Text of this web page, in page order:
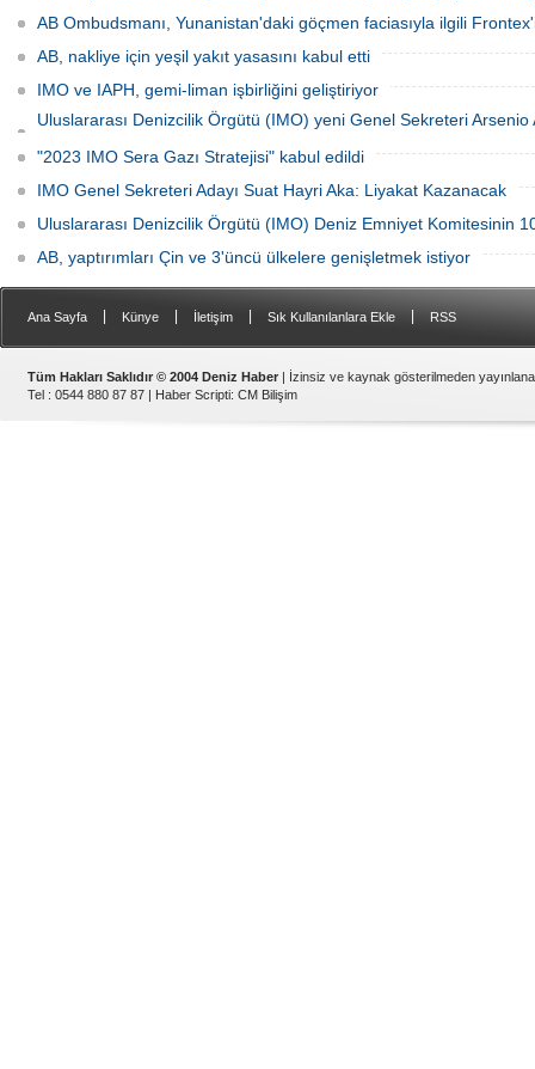
AB Ombudsmanı, Yunanistan'daki göçmen faciasıyla ilgili
AB, nakliye için yeşil yakıt yasasını kabul etti
IMO ve IAPH, gemi-liman işbirliğini geliştiriyor
Uluslararası Denizcilik Örgütü (IMO) yeni Genel Sekreteri
"2023 IMO Sera Gazı Stratejisi" kabul edildi
IMO Genel Sekreteri Adayı Suat Hayri Aka: Liyakat Kazanacak
Uluslararası Denizcilik Örgütü (IMO) Deniz Emniyet Komitesinin
AB, yaptırımları Çin ve 3'üncü ülkelere genişletmek istiyor
Ana Sayfa Künye İletişim Sık Kullanılanlara Ekle RSS
Tüm Hakları Saklıdır © 2004 Deniz Haber | İzinsiz ve kaynak gösterilmeden
Tel : 0544 880 87 87 | Haber Scripti: CM Bilişim